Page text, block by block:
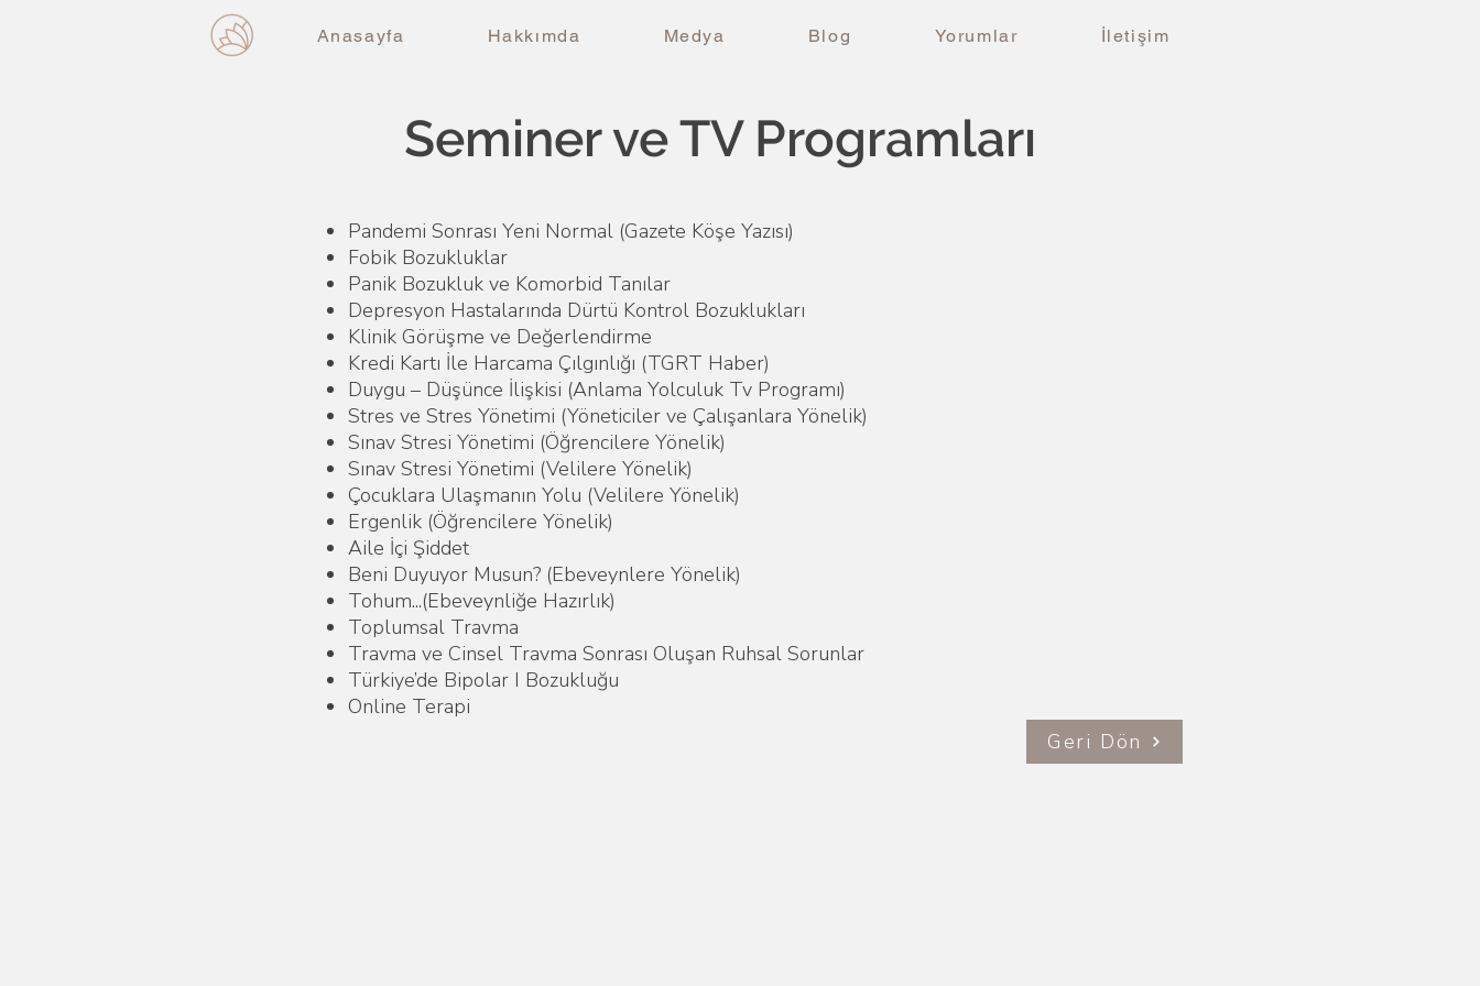
Anasayfa Hakkımda Medya Blog Yorumlar İletişim
Seminer ve TV Programları
Pandemi Sonrası Yeni Normal (Gazete Köşe Yazısı)
Fobik Bozukluklar
Panik Bozukluk ve Komorbid Tanılar
Depresyon Hastalarında Dürtü Kontrol Bozuklukları
Klinik Görüşme ve Değerlendirme
Kredi Kartı İle Harcama Çılgınlığı (TGRT Haber)
Duygu – Düşünce İlişkisi (Anlama Yolculuk Tv Programı)
Stres ve Stres Yönetimi (Yöneticiler ve Çalışanlara Yönelik)
Sınav Stresi Yönetimi (Öğrencilere Yönelik)
Sınav Stresi Yönetimi (Velilere Yönelik)
Çocuklara Ulaşmanın Yolu (Velilere Yönelik)
Ergenlik (Öğrencilere Yönelik)
Aile İçi Şiddet
Beni Duyuyor Musun? (Ebeveynlere Yönelik)
Tohum...(Ebeveynliğe Hazırlık)
Toplumsal Travma
Travma ve Cinsel Travma Sonrası Oluşan Ruhsal Sorunlar
Türkiye’de Bipolar I Bozukluğu
Online Terapi
Geri Dön